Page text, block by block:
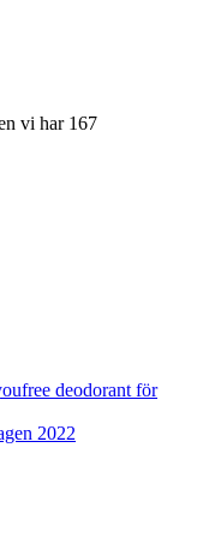
vi har 167
deodorant för
2022